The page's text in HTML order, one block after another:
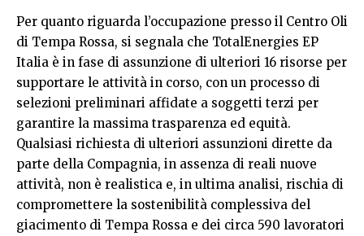
Per quanto riguarda l’occupazione presso il Centro Oli
di Tempa Rossa, si segnala che TotalEnergies EP
Italia è in fase di assunzione di ulteriori 16 risorse per
supportare le attività in corso, con un processo di
selezioni preliminari affidate a soggetti terzi per
garantire la massima trasparenza ed equità.
Qualsiasi richiesta di ulteriori assunzioni dirette da
parte della Compagnia, in assenza di reali nuove
attività, non è realistica e, in ultima analisi, rischia di
compromettere la sostenibilità complessiva del
giacimento di Tempa Rossa e dei circa 590 lavoratori